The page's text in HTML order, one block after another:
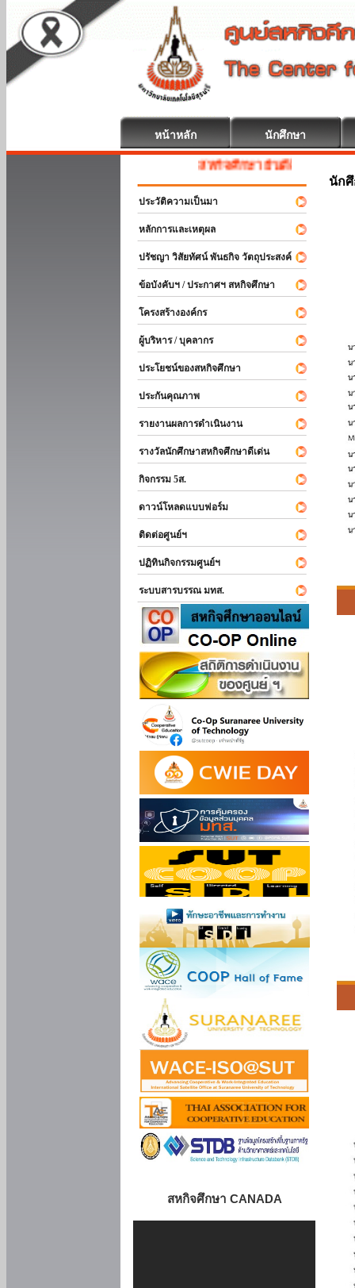
หน้าหลัก นักศึกษา
สหกิจศึกษา ยินดีต้อนรับ
ประวัติความเป็นมา
หลักการและเหตุผล
ปรัชญา วิสัยทัศน์ พันธกิจ วัตถุประสงค์
ข้อบังคับฯ / ประกาศฯ สหกิจศึกษา
โครงสร้างองค์กร
ผู้บริหาร / บุคลากร
ประโยชน์ของสหกิจศึกษา
ประกันคุณภาพ
รายงานผลการดำเนินงาน
รางวัลนักศึกษาสหกิจศึกษาดีเด่น
กิจกรรม 5ส.
ดาวน์โหลดแบบฟอร์ม
ติดต่อศูนย์ฯ
ปฏิทินกิจกรรมศูนย์ฯ
ระบบสารบรรณ มทส.
สหกิจศึกษา CANADA
นัก